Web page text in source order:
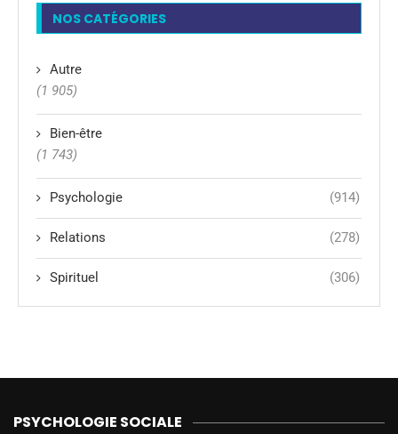
NOS CATÉGORIES
Autre
(1 905)
Bien-être
(1 743)
Psychologie (914)
Relations (278)
Spirituel (306)
PSYCHOLOGIE SOCIALE